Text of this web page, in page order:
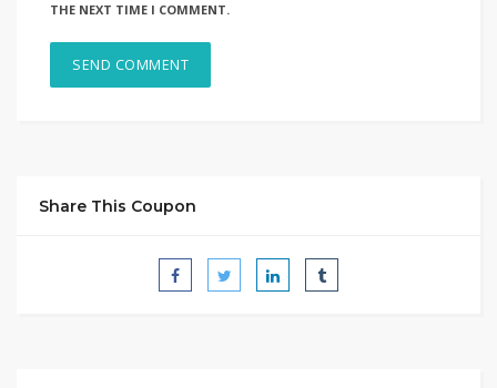
THE NEXT TIME I COMMENT.
Share This Coupon